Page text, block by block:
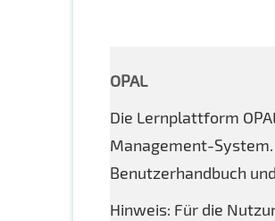
OPAL
Die Lernplattform
Management-System.
Benutzerhandbuch
Hinweis: Für die